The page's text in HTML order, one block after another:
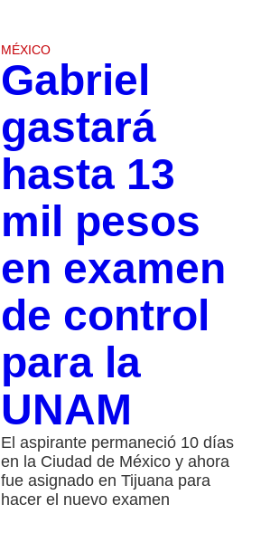
MÉXICO
Gabriel
gastará
hasta 13
mil pesos
en examen
de control
para la
UNAM
El aspirante permaneció 10 días
en la Ciudad de México y ahora
fue asignado en Tijuana para
hacer el nuevo examen